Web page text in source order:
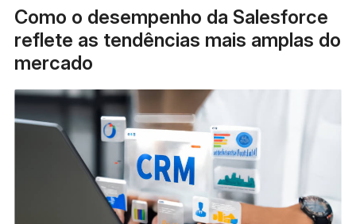
Como o desempenho da Salesforce
reflete as tendências mais amplas do
mercado